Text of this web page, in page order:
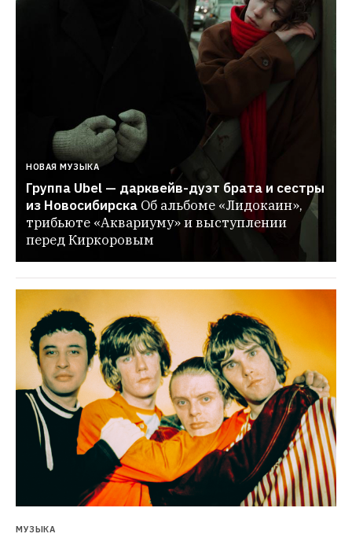
НОВАЯ МУЗЫКА
Группа Ubel — дарквейв-дуэт брата и сестры
из Новосибирска Об альбоме «Лидокаин»,
трибьюте «Аквариуму» и выступлении
перед Киркоровым
МУЗЫКА